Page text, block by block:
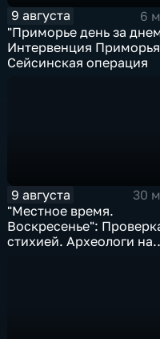
9 августа
6
"Приморье день за
Интервенция
Сейсинская операция
9 августа
30
"Местное время.
Воскресенье":
стихией. Археологи на